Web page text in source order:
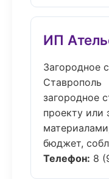
ИП
Загородное
Ставрополь
загородное
проекту или
бюджет,
Телефон: 8